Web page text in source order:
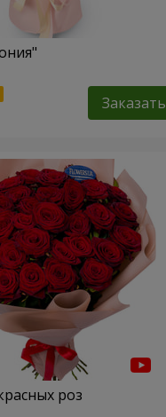
Заказать
роз